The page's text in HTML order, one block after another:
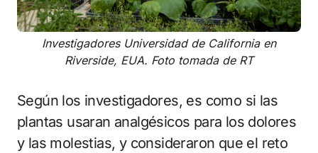
Investigadores Universidad de California en
Riverside, EUA. Foto tomada de RT
Según los investigadores, es como si las
plantas usaran analgésicos para los dolores
y las molestias, y consideraron que el reto